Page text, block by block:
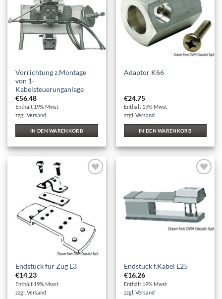
Vorrichtung z.Montage
von 1-
Kabelsteuerunganlage
€56.48
Enthält 19% Mwst
zzgl.Versand
IN DEN WARENKORB
Adaptor K66
€24.75
Enthält 19% Mwst
zzgl.Versand
IN DEN WARENKORB
Endstück für Zug L3
€14.23
Enthält 19% Mwst
zzgl.Versand
Wunschliste
Endstück f.Kabel L25
€16.26
Enthält 19% Mwst
zzgl.Versand